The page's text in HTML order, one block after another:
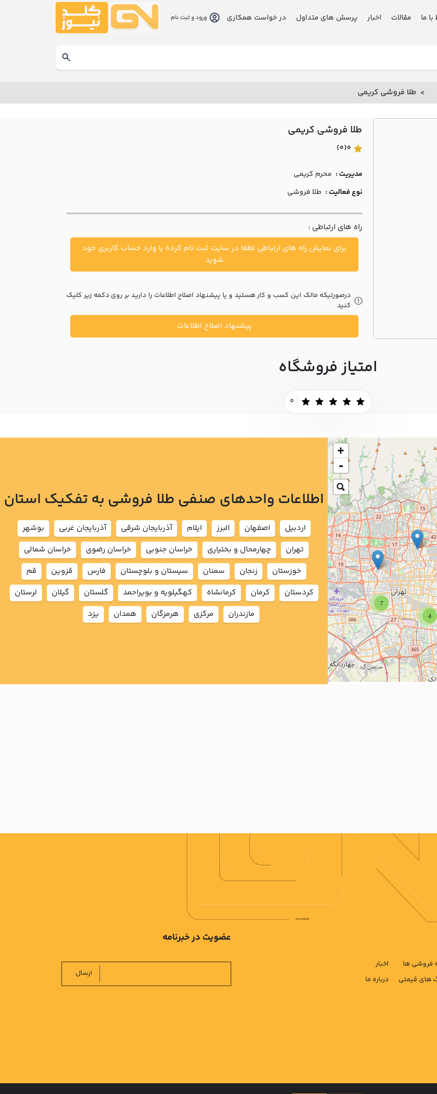
با ما مقالات اخبار پرسش های متداول در خواست همکاری ورود و ثبت نام
طلا فروشی کريمي
طلا فروشی کريمي
0
(0)
مدیریت : محرم کريمي
نوع فعالیت : طلا فروشی
راه های ارتباطی :
برای نمایش راه های ارتباطی لطفا در سایت ثبت نام کرده یا وارد حساب کاربری خود
شوید
درصورتیکه مالک این کسب و کار هستید و یا پیشنهاد اصلاح اطلاعات را دارید بر روی دکمه زیر کلیک
کنید
پیشنهاد اصلاح اطلاعات
امتیاز فروشگاه
0
7
4
+
-
اطلاعات واحدهای صنفی طلا فروشی به تفکیک استان
اردبيل اصفهان البرز ايلام آذربايجان شرقي آذربايجان غربي
بوشهر
تهران
چهارمحال و بختياري خراسان جنوبي خراسان رضوي
خراسان شمالي
خوزستان
زنجان سمنان سيستان و بلوچستان فارس قزوين
قم
كردستان
كرمان كرمانشاه كهگيلويه و بويراحمد گلستان گيلان
لرستان
مازندران
مركزي هرمزگان همدان يزد
فروشی ها
های قیمتی
اخبار
درباره ما
عضویت در خبرنامه
ارسال